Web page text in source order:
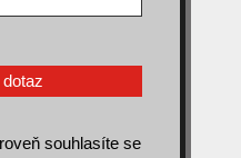
souhlasíte se